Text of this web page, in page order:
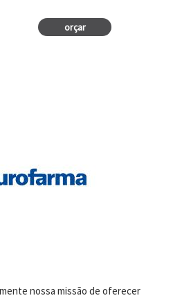
orçar
nossa missão de oferecer